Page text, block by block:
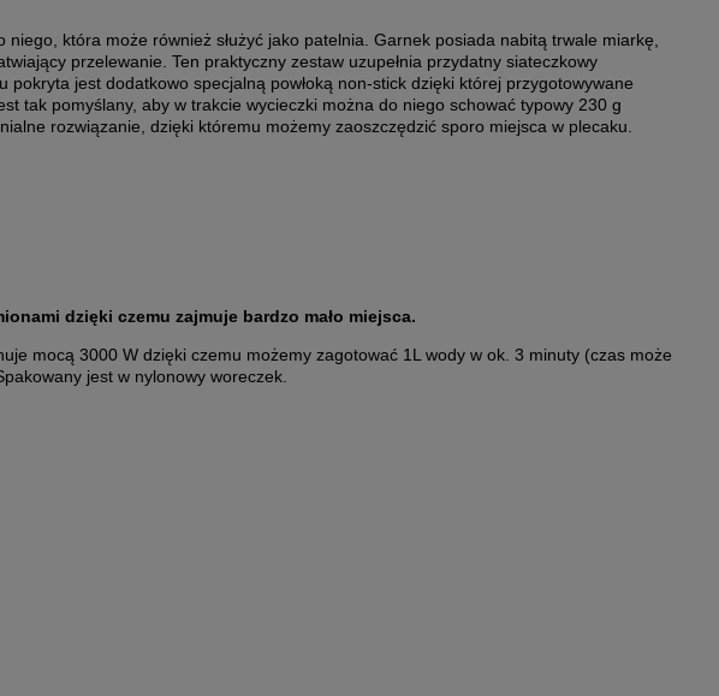
która może również służyć jako patelnia. Garnek posiada nabitą trwale miarkę,
przelewanie. Ten praktyczny zestaw uzupełnia przydatny siateczkowy
jest dodatkowo specjalną powłoką non-stick dzięki której przygotowywane
tak pomyślany, aby w trakcie wycieczki można do niego schować typowy 230 g
rozwiązanie, dzięki któremu możemy zaoszczędzić sporo miejsca w plecaku.
dzięki czemu zajmuje bardzo mało miejsca.
mocą 3000 W dzięki czemu możemy zagotować 1L wody w ok. 3 minuty (czas może
jest w nylonowy woreczek.